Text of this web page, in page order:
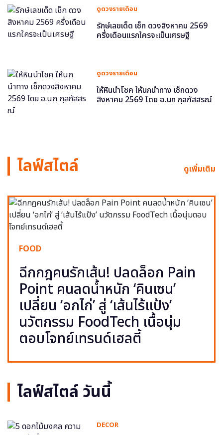
ดูดวงรายเดือน
รักษ์เลขเด็ด เช็ก ดวงสิงหาคม 2569
ครึ่งเดือนแรกใครจะเป็นเศรษฐี
ดูดวงรายเดือน
ให้หินนำโชค ให้นกนำทาง เช็กดวง
สิงหาคม 2569 โดย อ.นก กุลภัสสรณ์
ไลฟ์สไตล์ ดูเพิ่มเติม
FOOD
ฉีกกฎคนรักเส้น! ปลดล็อก Pain
Point คนลดน้ำหนัก ‘คินเซน’
เปลี่ยน ‘อกไก่’ สู่ ‘เส้นไร้แป้ง’
นวัตกรรม FoodTech เนื้อนุ่ม
ตอบโจทย์เทรนด์เฮลตี้
ไลฟ์สไตล์ วันนี้
DECOR